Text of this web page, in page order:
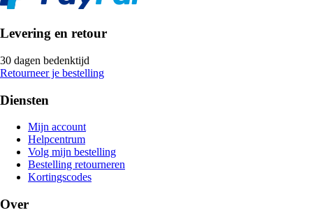
Levering en retour
30 dagen bedenktijd
Retourneer je bestelling
Diensten
Mijn account
Helpcentrum
Volg mijn bestelling
Bestelling retourneren
Kortingscodes
Over